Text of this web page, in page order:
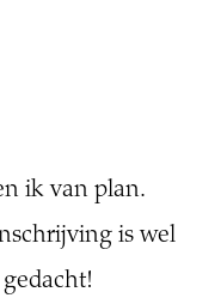
ik van plan.
is wel